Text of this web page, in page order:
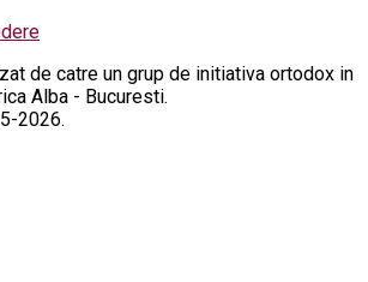
de catre un grup de initiativa ortodox in
Alba - Bucuresti.
2026.